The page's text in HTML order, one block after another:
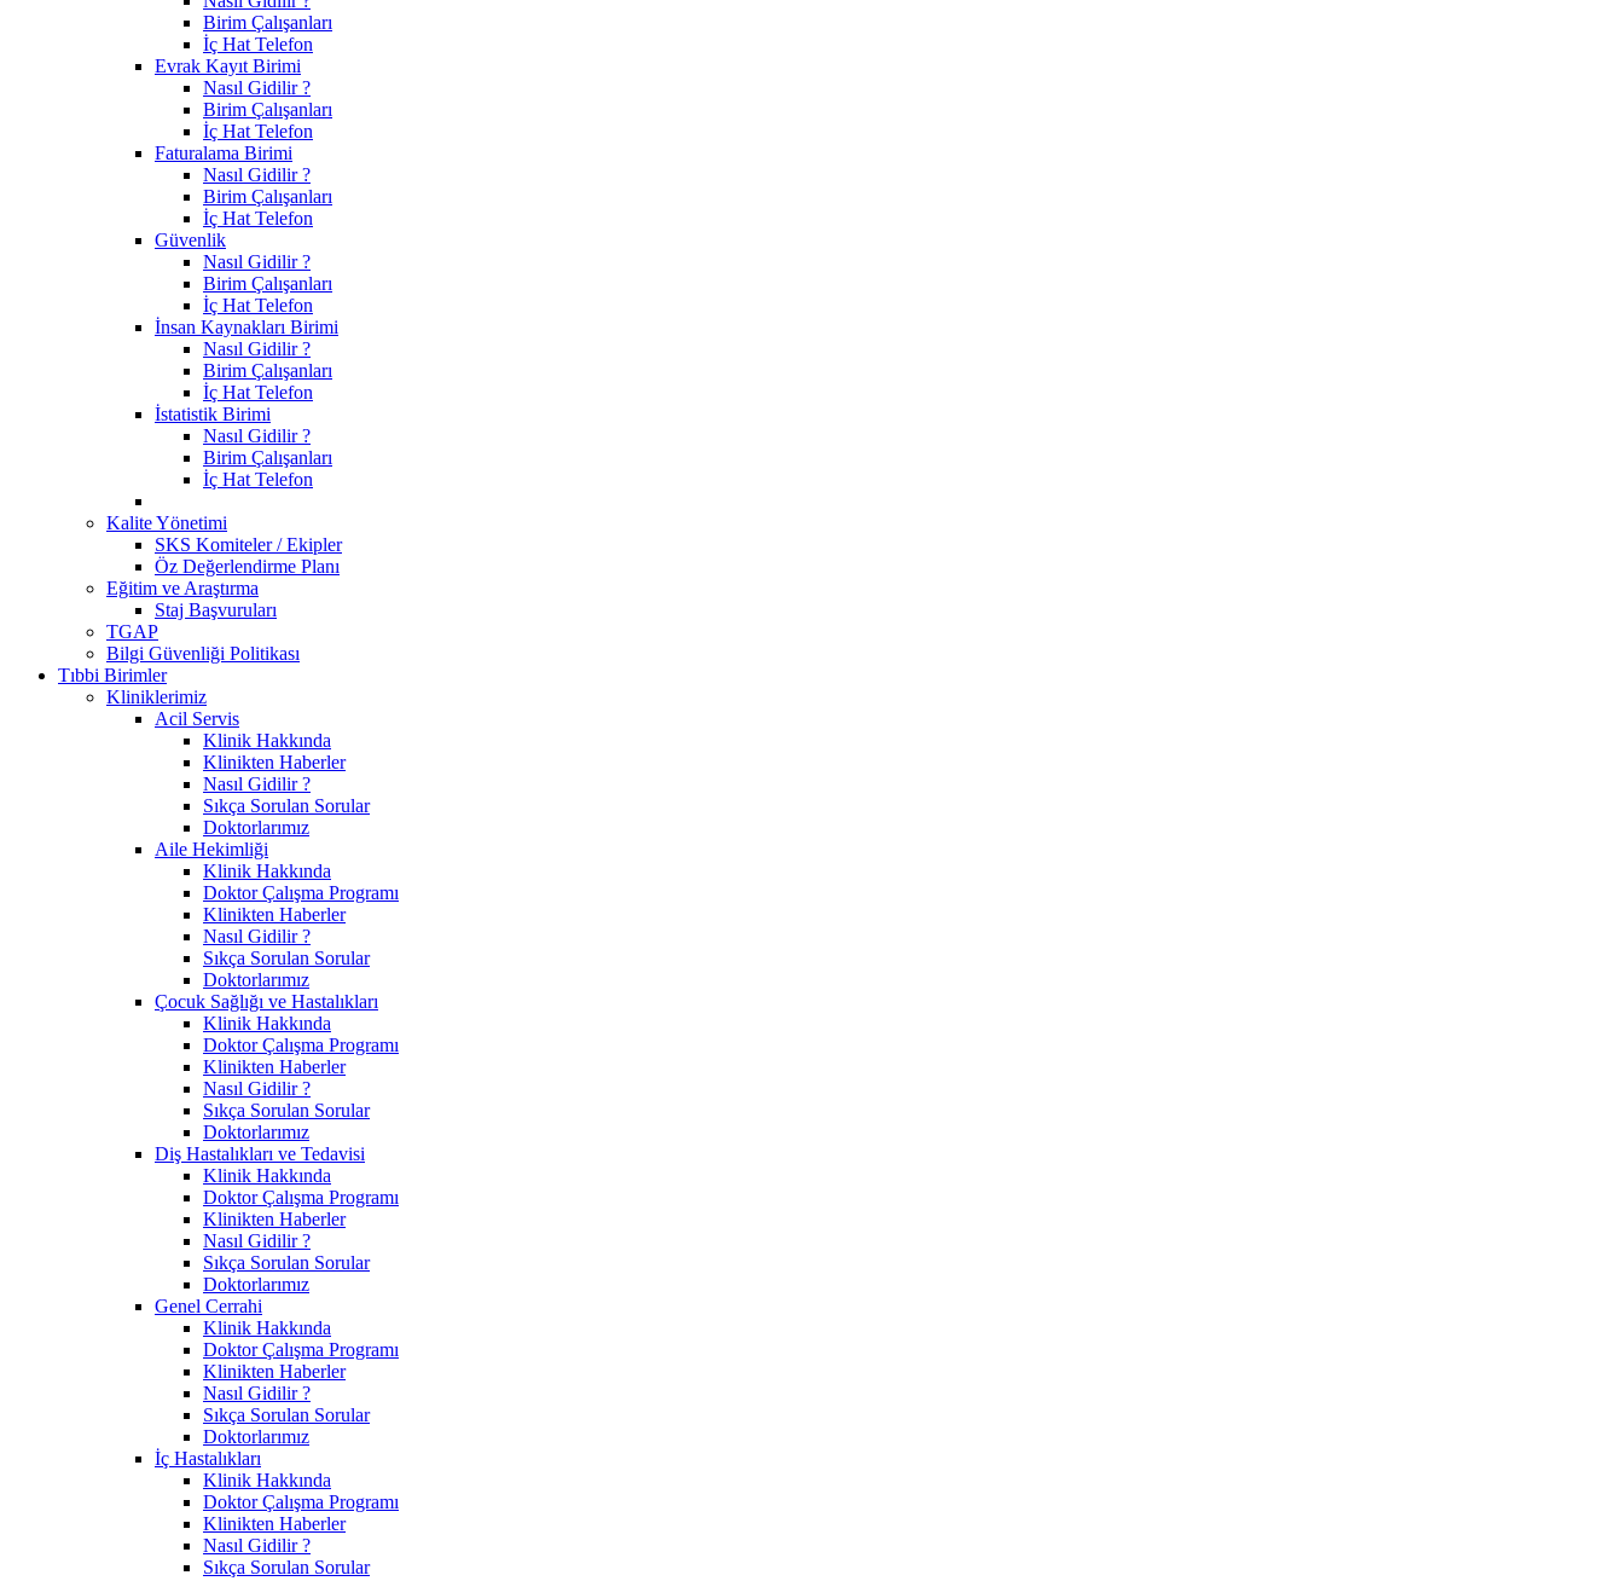
Birim Çalışanları
İç Hat Telefon
Evrak Kayıt Birimi
Nasıl Gidilir ?
Birim Çalışanları
İç Hat Telefon
Faturalama Birimi
Nasıl Gidilir ?
Birim Çalışanları
İç Hat Telefon
Güvenlik
Nasıl Gidilir ?
Birim Çalışanları
İç Hat Telefon
İnsan Kaynakları Birimi
Nasıl Gidilir ?
Birim Çalışanları
İç Hat Telefon
İstatistik Birimi
Nasıl Gidilir ?
Birim Çalışanları
İç Hat Telefon
Kalite Yönetimi
SKS Komiteler / Ekipler
Öz Değerlendirme Planı
Eğitim ve Araştırma
Staj Başvuruları
TGAP
Bilgi Güvenliği Politikası
Tıbbi Birimler
Kliniklerimiz
Acil Servis
Klinik Hakkında
Klinikten Haberler
Nasıl Gidilir ?
Sıkça Sorulan Sorular
Doktorlarımız
Aile Hekimliği
Klinik Hakkında
Doktor Çalışma Programı
Klinikten Haberler
Nasıl Gidilir ?
Sıkça Sorulan Sorular
Doktorlarımız
Çocuk Sağlığı ve Hastalıkları
Klinik Hakkında
Doktor Çalışma Programı
Klinikten Haberler
Nasıl Gidilir ?
Sıkça Sorulan Sorular
Doktorlarımız
Diş Hastalıkları ve Tedavisi
Klinik Hakkında
Doktor Çalışma Programı
Klinikten Haberler
Nasıl Gidilir ?
Sıkça Sorulan Sorular
Doktorlarımız
Genel Cerrahi
Klinik Hakkında
Doktor Çalışma Programı
Klinikten Haberler
Nasıl Gidilir ?
Sıkça Sorulan Sorular
Doktorlarımız
İç Hastalıkları
Klinik Hakkında
Doktor Çalışma Programı
Klinikten Haberler
Nasıl Gidilir ?
Sıkça Sorulan Sorular